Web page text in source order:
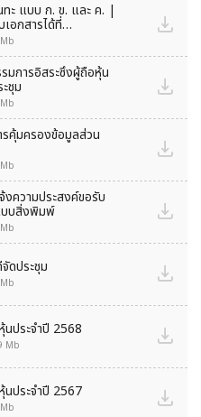
ะ แบบ ก. ข. และ ค. |
อกสารได้ที่
มการอิสระซึ่งผู้ถือหุ้น
ชุม
คุ้มครองข้อมูลส่วน
ความประสงค์ขอรับ
บบสิ่งพิมพ์
ดประชุม
ประจำปี 2568
Mb
ประจำปี 2567